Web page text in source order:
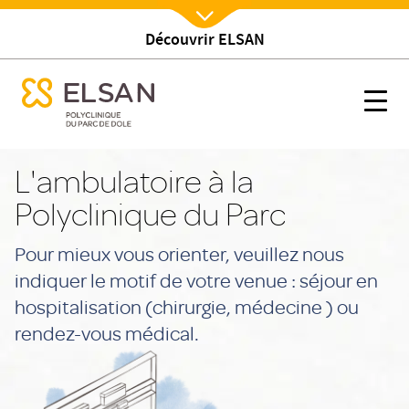
contenu
principal
Découvrir ELSAN
Ambulatoire
menu mobile
Nx:Afficher menu
menu mobile
L'ambulatoire à la
Polyclinique du Parc
Pour mieux vous orienter, veuillez nous
indiquer le motif de votre venue : séjour en
hospitalisation (chirurgie, médecine ) ou
rendez-vous médical.